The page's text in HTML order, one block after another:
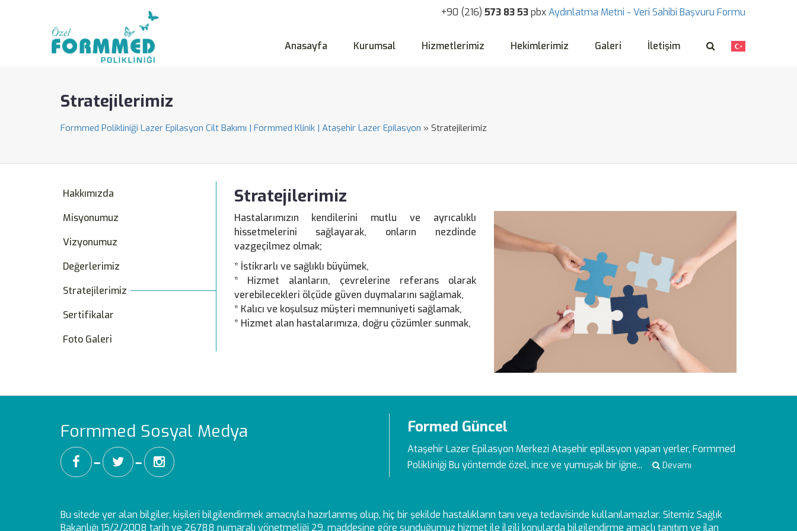
+90 (216) 573 83 53pbxAydınlatma Metni - Veri Sahibi Başvuru Formu
Anasayfa Kurumsal Hizmetlerimiz Hekimlerimiz Galeri İletişim
Stratejilerimiz
Formmed Polikliniği Lazer Epilasyon Cilt Bakımı | Formmed Klinik | Ataşehir Lazer Epilasyon » Stratejilerimiz
Hakkımızda
Misyonumuz
Vizyonumuz
Değerlerimiz
Stratejilerimiz
Sertifikalar
Foto Galeri
Stratejilerimiz
Hastalarımızın kendilerini mutlu ve ayrıcalıklı
hissetmelerini sağlayarak, onların nezdinde
vazgeçilmez olmak;
* İstikrarlı ve sağlıklı büyümek,
* Hizmet alanların, çevrelerine referans olarak
verebilecekleri ölçüde güven duymalarını sağlamak,
* Kalıcı ve koşulsuz müşteri memnuniyeti sağlamak,
* Hizmet alan hastalarımıza, doğru çözümler sunmak,
Formmed Sosyal Medya
━ ━
Formed Güncel
Ataşehir Lazer Epilasyon Merkezi Ataşehir epilasyon yapan yerler, Formmed
Polikliniği Bu yöntemde özel, ince ve yumuşak bir iğne...
Devamı
Bu sitede yer alan bilgiler, kişileri bilgilendirmek amacıyla hazırlanmış olup, hiç bir şekilde hastalıkların tanı veya tedavisinde kullanılamazlar. Sitemiz Sağlık
Bakanlığı 15/2/2008 tarih ve 26788 numaralı yönetmeliği 29. maddesine göre sunduğumuz hizmet ile ilgili konularda bilgilendirme amaçlı tanıtım ve ilan